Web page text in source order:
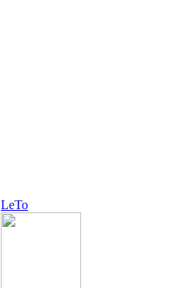
LeTo